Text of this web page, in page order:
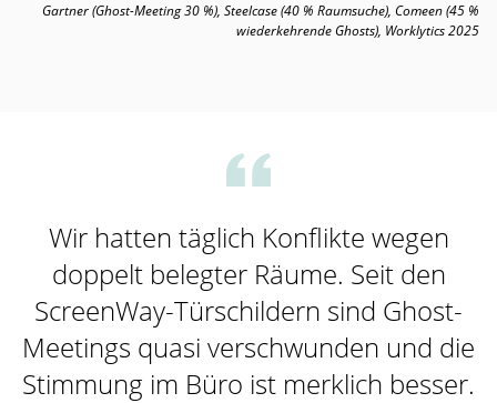
Gartner (Ghost-Meeting 30 %), Steelcase (40 % Raumsuche), Comeen (45 %
wiederkehrende Ghosts), Worklytics 2025
Wir hatten täglich Konflikte wegen
doppelt belegter Räume. Seit den
ScreenWay-Türschildern sind Ghost-
Meetings quasi verschwunden und die
Stimmung im Büro ist merklich besser.